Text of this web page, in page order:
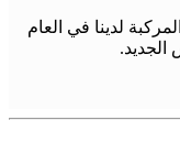
لدينا في العام